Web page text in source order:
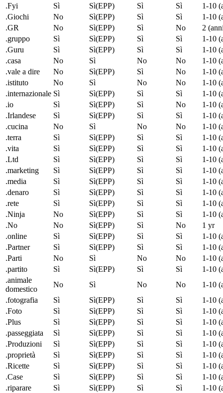
.Fyi
Sì Sì(EPP) Sì Sì
1-10
.Giochi
No Sì(EPP) Sì Sì
1-10
.GR
No Sì(EPP) Sì No
2
.gruppo
Sì Sì(EPP) Sì Sì
1-10
.Guru
Sì Sì(EPP) Sì Sì
1-10
.casa
No Sì No No
1-10
.vale a dire
No Sì(EPP) Sì No
1-10
.istituto
No Sì No No
1-10
.internazionale Sì Sì(EPP) Sì Sì
1-10
.io Sì Sì(EPP) Sì No
1-10
.Irlandese
Sì Sì(EPP) Sì Sì
1-10
.cucina
No Sì No No
1-10
.terra
Sì Sì(EPP) Sì Sì
1-10
.vita
Sì Sì(EPP) Sì Sì
1-10
.Ltd
Sì Sì(EPP) Sì Sì
1-10
.marketing
Sì Sì(EPP) Sì Sì
1-10
.media
Sì Sì(EPP) Sì Sì
1-10
.denaro
Sì Sì(EPP) Sì Sì
1-10
.rete
Sì Sì(EPP) Sì Sì
1-10
.Ninja
No Sì(EPP) Sì Sì
1-10
.No
No Sì(EPP) Sì No
1 yr
.online
Sì Sì(EPP) Sì Sì
1-10
.Partner
Sì Sì(EPP) Sì Sì
1-10
.Parti
No Sì No No
1-10
.partito
Sì Sì(EPP) Sì Sì
1-10
.animale
domestico
No Sì No No
1-10
.fotografia
Sì Sì(EPP) Sì Sì
1-10
.Foto
Sì Sì(EPP) Sì Sì
1-10
.Plus
Sì Sì(EPP) Sì Sì
1-10
.passeggiata
Sì Sì(EPP) Sì Sì
1-10
.Produzioni
Sì Sì(EPP) Sì Sì
1-10
.proprietà
Sì Sì(EPP) Sì Sì
1-10
.Ricette
Sì Sì(EPP) Sì Sì
1-10
.Case
Sì Sì(EPP) Sì Sì
1-10
.riparare
Sì Sì(EPP) Sì Sì
1-10